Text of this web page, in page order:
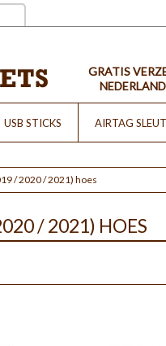
GRATIS
USB STICKS AIRTAG
/ 2020 / 2021) hoes
/ 2021) HOES